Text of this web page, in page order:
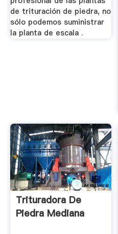
de trituración de piedra, no
sólo podemos suministrar
la planta de escala .
Trituradora De
Piedra Mediana